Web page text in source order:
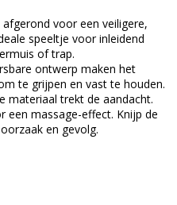
voor een veiligere,
speeltje voor inleidend
of trap.
ontwerp maken het
te grijpen en vast te houden.
materiaal trekt de aandacht.
een massage-effect. Knijp de
en gevolg.